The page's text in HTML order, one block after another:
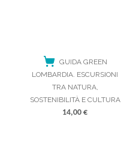
GUIDA GREEN
LOMBARDIA. ESCURSIONI
TRA NATURA,
SOSTENIBILITÀ E CULTURA
14,00 €